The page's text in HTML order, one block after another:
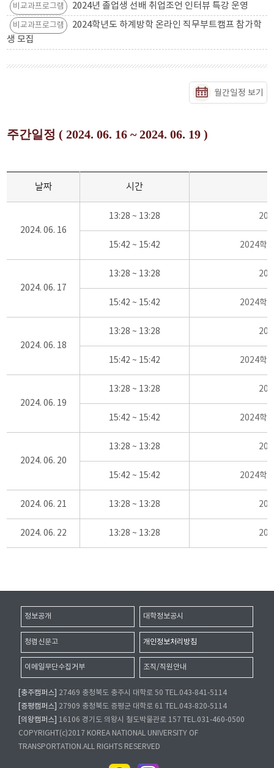
비교과프로그램 2024년 졸업생 선배 취업조언 인터뷰 특강 운영
비교과프로그램
2024학년도 하계방학 온라인 직무부트캠프 참가학
생 모집
월간일정 보기
주간일정 ( 2024. 06. 16 ~ 2024. 06. 19 )
날짜 시간
2024. 06. 16
13:28 ~ 13:28
15:42 ~ 15:42 2024학
2024. 06. 17
13:28 ~ 13:28
15:42 ~ 15:42 2024학
2024. 06. 18
13:28 ~ 13:28
15:42 ~ 15:42 2024학
2024. 06. 19
13:28 ~ 13:28
15:42 ~ 15:42 2024학
2024. 06. 20
13:28 ~ 13:28
15:42 ~ 15:42 2024학
2024. 06. 21 13:28 ~ 13:28
2024. 06. 22 13:28 ~ 13:28
정보공개 대학정보공시
청렴신문고 개인정보처리방침
이메일무단수집거부 조직/직원안내
[충주캠퍼스]
27469 충청북도 충주시 대학로 50 TEL.043-841-5114
[증평캠퍼스]
27909 충청북도 증평군 대학로 61 TEL.043-820-5114
[의왕캠퍼스]
16106 경기도 의왕시 철도박물관로 157 TEL.031-460-0500
COPYRIGHT(c)2017 KOREA NATIONAL UNIVERSITY OF
TRANSPORTATION.ALL RIGHTS RESERVED